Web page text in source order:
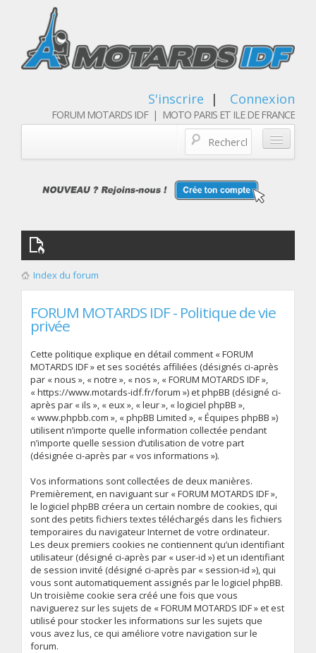
S'inscrire | Connexion
FORUM MOTARDS IDF | MOTO PARIS ET ILE DE FRANCE
Qui sommes nous
Les membres
Index du forum
FORUM MOTARDS IDF - Politique de vie
privée
Cette politique explique en détail comment « FORUM
MOTARDS IDF » et ses sociétés affiliées (désignés ci-après
par « nous », « notre », « nos », « FORUM MOTARDS IDF »,
« https://www.motards-idf.fr/forum ») et phpBB (désigné ci-
après par « ils », « eux », « leur », « logiciel phpBB »,
« www.phpbb.com », « phpBB Limited », « Équipes phpBB »)
utilisent n’importe quelle information collectée pendant
n’importe quelle session d’utilisation de votre part
(désignée ci-après par « vos informations »).
Vos informations sont collectées de deux manières.
Premièrement, en naviguant sur « FORUM MOTARDS IDF »,
le logiciel phpBB créera un certain nombre de cookies, qui
sont des petits fichiers textes téléchargés dans les fichiers
temporaires du navigateur Internet de votre ordinateur.
Les deux premiers cookies ne contiennent qu’un identifiant
utilisateur (désigné ci-après par « user-id ») et un identifiant
de session invité (désigné ci-après par « session-id »), qui
vous sont automatiquement assignés par le logiciel phpBB.
Un troisième cookie sera créé une fois que vous
naviguerez sur les sujets de « FORUM MOTARDS IDF » et est
utilisé pour stocker les informations sur les sujets que
vous avez lus, ce qui améliore votre navigation sur le
forum.